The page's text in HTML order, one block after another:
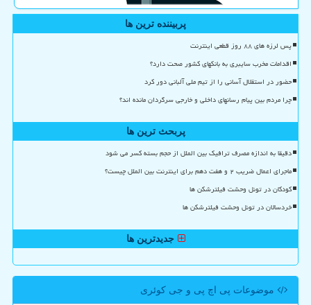
پربیننده ترین ها
پس لرزه های ۸۸ روز قطعی اینترنت
اقدامات مخرب سایبری به بانکهای کشور صحت دارد؟
حضور در استقلال آسانی را از تیم ملی آلبانی دور کرد
چرا مردم بین پیام رسانهای داخلی و خارجی سرگردان مانده اند؟
پربحث ترین ها
دقیقا به اندازه مصرف ترافیک بین الملل از حجم بسته کسر می شود
ماجرای اعمال ضریب ۲ و هفت دهم برای اینترنت بین الملل چیست؟
کودکان در تونل وحشت فیلترشکن ها
خردسالان در تونل وحشت فیلترشکن ها
جدیدترین ها
موضوعات پی اچ پی و جی كوئری